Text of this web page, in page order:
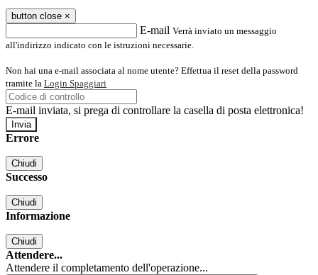
button close ×
E-mail Verrà inviato un messaggio
all'indirizzo indicato con le istruzioni necessarie.
Non hai una e-mail associata al nome utente? Effettua il reset della password
tramite la Login Spaggiari
E-mail inviata, si prega di controllare la casella di posta elettronica!
Errore
Chiudi
Successo
Chiudi
Informazione
Chiudi
Attendere...
Attendere il completamento dell'operazione...